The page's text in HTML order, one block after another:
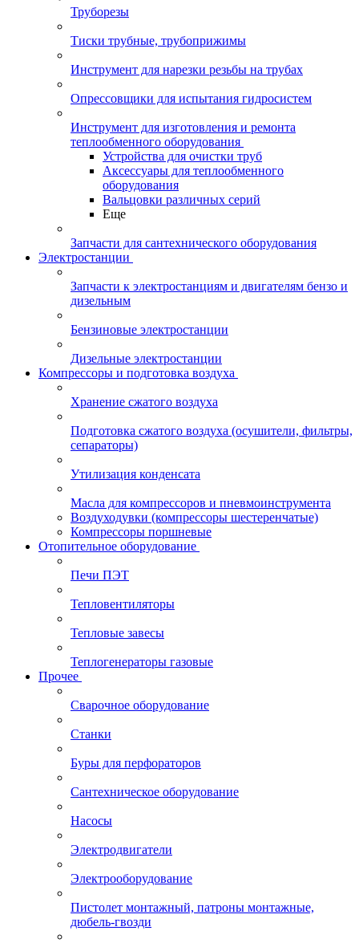
Труборезы
Тиски трубные, трубоприжимы
Инструмент для нарезки резьбы на трубах
Опрессовщики для испытания гидросистем
Инструмент для изготовления и ремонта
теплообменного оборудования
Устройства для очистки труб
Аксессуары для теплообменного
оборудования
Вальцовки различных серий
Еще
Запчасти для сантехнического оборудования
Электростанции
Запчасти к электростанциям и двигателям бензо и
дизельным
Бензиновые электростанции
Дизельные электростанции
Компрессоры и подготовка воздуха
Хранение сжатого воздуха
Подготовка сжатого воздуха (осушители, фильтры,
сепараторы)
Утилизация конденсата
Масла для компрессоров и пневмоинструмента
Воздуходувки (компрессоры шестеренчатые)
Компрессоры поршневые
Отопительное оборудование
Печи ПЭТ
Тепловентиляторы
Тепловые завесы
Теплогенераторы газовые
Прочее
Сварочное оборудование
Станки
Буры для перфораторов
Сантехническое оборудование
Насосы
Электродвигатели
Электрооборудование
Пистолет монтажный, патроны монтажные,
дюбель-гвозди